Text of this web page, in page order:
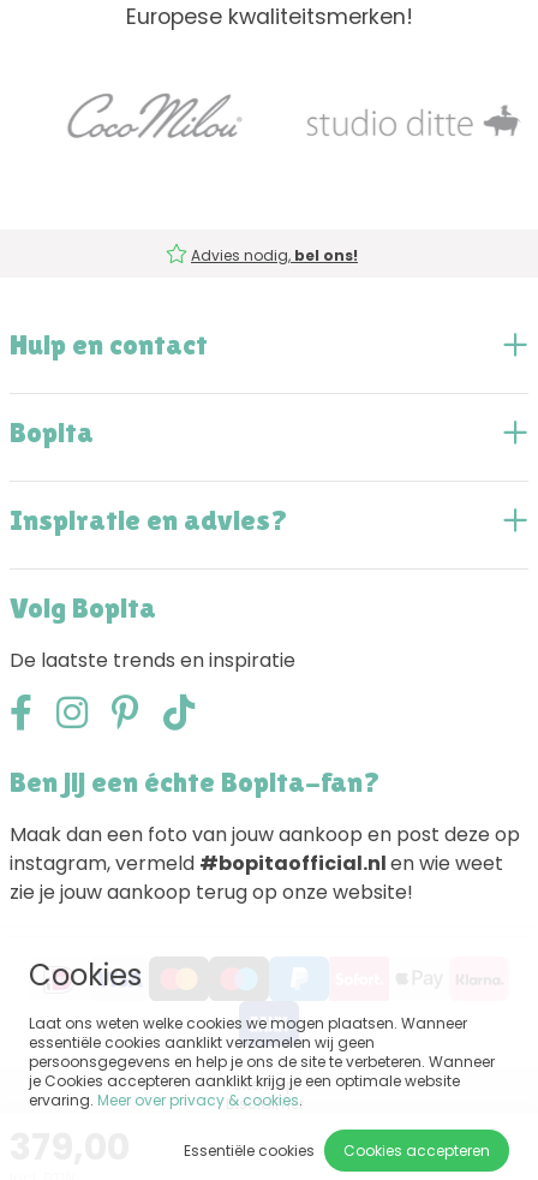
Europese kwaliteitsmerken!
Advies nodig, bel ons!
Hulp en contact
Bopita
Inspiratie en advies?
Volg Bopita
De laatste trends en inspiratie
Ben jij een échte Bopita-fan?
Maak dan een foto van jouw aankoop en post deze op
instagram, vermeld #bopitaofficial.nlen wie weet
zie je jouw aankoop terug op onze website!
Sitemap
Disclaimer
Algemene voorwaarden
Impressum
Cookies
Laat ons weten welke cookies we mogen plaatsen. Wanneer
essentiële cookies aanklikt verzamelen wij geen
persoonsgegevens en help je ons de site te verbeteren. Wanneer
je Cookies accepteren aanklikt krijg je een optimale website
ervaring. Meer over privacy & cookies.
Cookies accepteren
Essentiële cookies